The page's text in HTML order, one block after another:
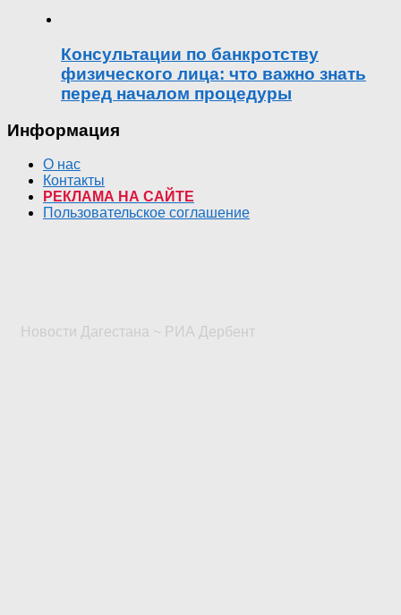
Консультации по банкротству
физического лица: что важно знать
перед началом процедуры
Информация
О нас
Контакты
РЕКЛАМА НА САЙТЕ
Пользовательское соглашение
Новости Дагестана ~ РИА Дербент